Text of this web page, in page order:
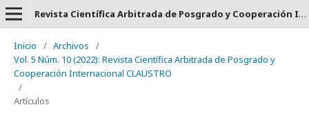
Revista Científica Arbitrada de Posgrado y Cooperación Internacional CLAUSTRO - ISSN: 2737-6478.
Inicio / Archivos
/
Vol. 5 Núm. 10 (2022): Revista Científica Arbitrada de Posgrado y
Cooperación Internacional CLAUSTRO
/
Artículos